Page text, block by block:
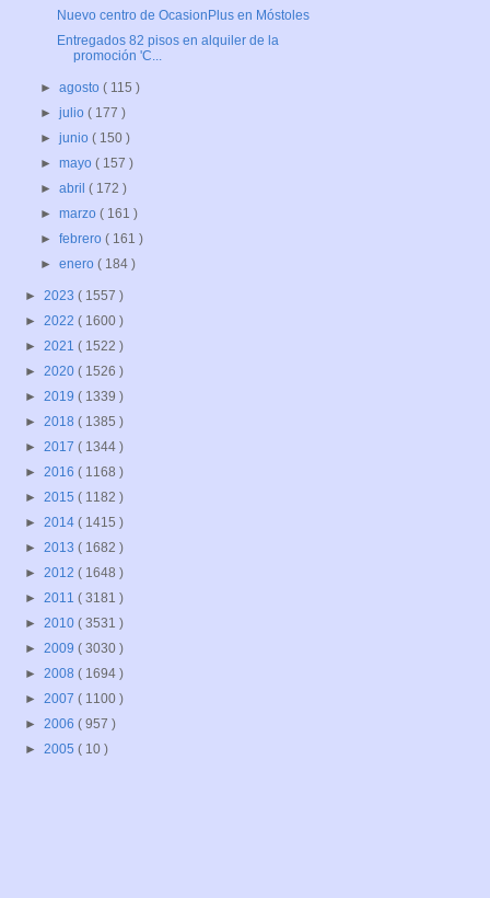
Nuevo centro de OcasionPlus en Móstoles
Entregados 82 pisos en alquiler de la
promoción 'C...
►agosto( 115 )
►julio( 177 )
►junio( 150 )
►mayo( 157 )
►abril( 172 )
►marzo( 161 )
►febrero( 161 )
►enero( 184 )
► 2023 ( 1557 )
► 2022 ( 1600 )
► 2021 ( 1522 )
► 2020 ( 1526 )
► 2019 ( 1339 )
► 2018 ( 1385 )
► 2017 ( 1344 )
► 2016 ( 1168 )
► 2015 ( 1182 )
► 2014 ( 1415 )
► 2013 ( 1682 )
► 2012 ( 1648 )
► 2011 ( 3181 )
► 2010 ( 3531 )
► 2009 ( 3030 )
► 2008 ( 1694 )
► 2007 ( 1100 )
► 2006 ( 957 )
► 2005 ( 10 )